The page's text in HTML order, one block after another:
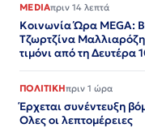
MEDIAπριν 14 λεπτά
Κοινωνία Ώρα MEGA:
Τζωρτζίνα
τιμόνι από τη Δευτέρα
ΠΟΛΙΤΙΚΗπριν 1 ώρα
Έρχεται συνέντευξη
Ολες οι λεπτομέρειες